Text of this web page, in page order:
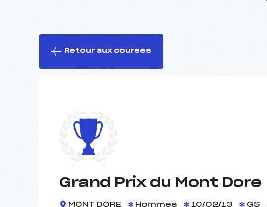
Retour aux courses
Grand Prix du Mont Dore
MONT DORE Hommes 10/02/13 GS